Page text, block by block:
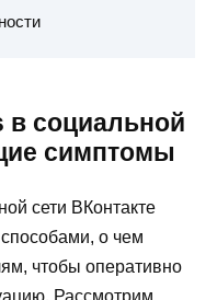
социальной
симптомы
сети ВКонтакте
о чем
чтобы оперативно
Рассмотрим